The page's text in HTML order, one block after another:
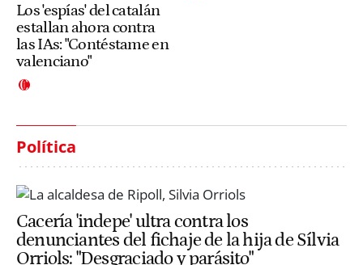
Los 'espías' del catalán
estallan ahora contra
las IAs: "Contéstame en
valenciano"
Política
Cacería 'indepe' ultra contra los
denunciantes del fichaje de la hija de Sílvia
Orriols: "Desgraciado y parásito"